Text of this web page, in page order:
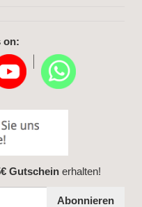
on:
Gutschein erhalten!
Abonnieren